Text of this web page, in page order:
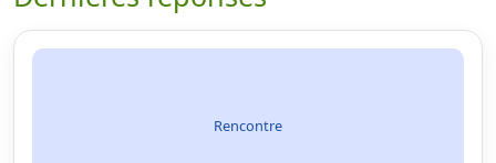
Rencontre